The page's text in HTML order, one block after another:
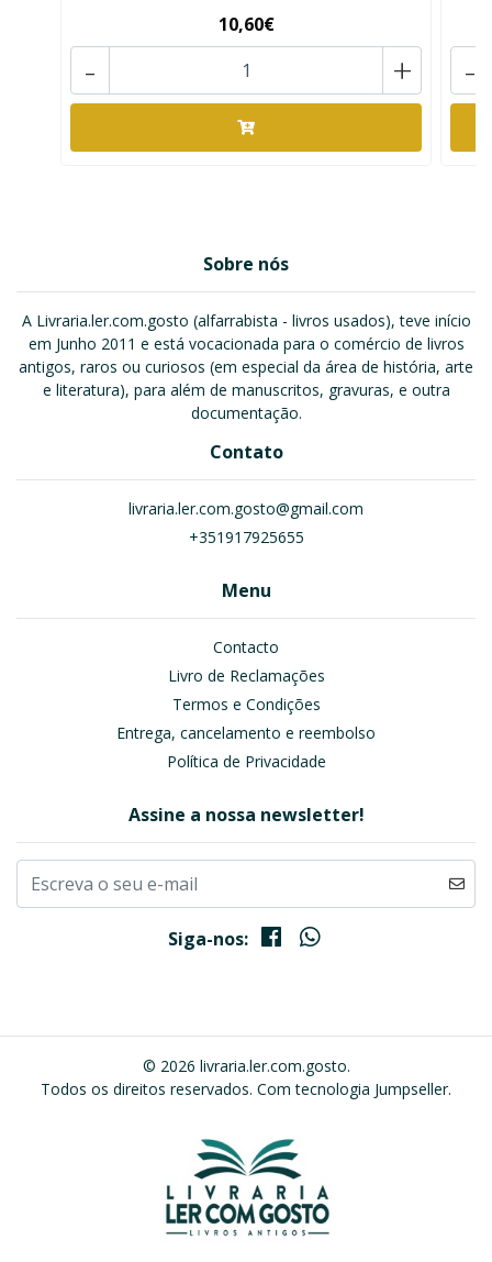
10,60€
+
- -
Sobre nós
A Livraria.ler.com.gosto (alfarrabista - livros usados), teve início
em Junho 2011 e está vocacionada para o comércio de livros
antigos, raros ou curiosos (em especial da área de história, arte
e literatura), para além de manuscritos, gravuras, e outra
documentação.
Contato
livraria.ler.com.gosto@gmail.com
+351917925655
Menu
Contacto
Livro de Reclamações
Termos e Condições
Entrega, cancelamento e reembolso
Política de Privacidade
Assine a nossa newsletter!
Siga-nos:
© 2026 livraria.ler.com.gosto.
Todos os direitos reservados. Com tecnologia Jumpseller.